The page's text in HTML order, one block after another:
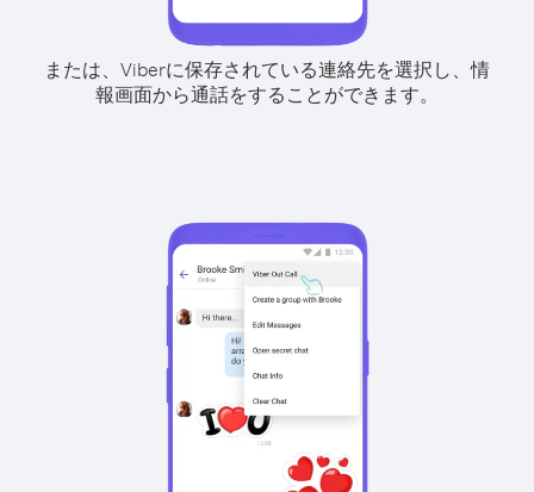
または、Viberに保存されている連絡先を選択し、情
報画面から通話をすることができます。